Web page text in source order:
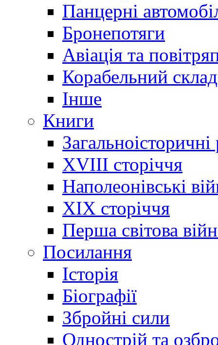
Панцерні
Бронепотяги
Авіація та
Корабельний склад
Інше
Книги
XVIII сторіччя
Наполеонівські
XIX сторіччя
Перша світова
Посилання
Історія
Біографії
Збройні сили
Однострій та